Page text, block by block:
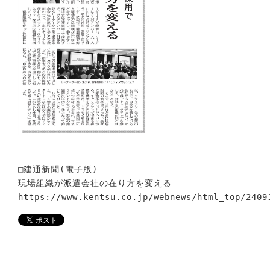
□建通新聞(電子版)
現場組織が派遣会社の在り方を変える
https://www.kentsu.co.jp/webnews/html_top/